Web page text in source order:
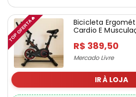
TOP OFERTA🔥
Bicicleta
Cardio E
Sevenfit
R$ 389,50
Mercado Livre
IR À LOJA